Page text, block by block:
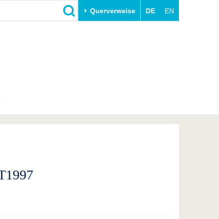
Querverweise DE EN
Gründen an der BTU